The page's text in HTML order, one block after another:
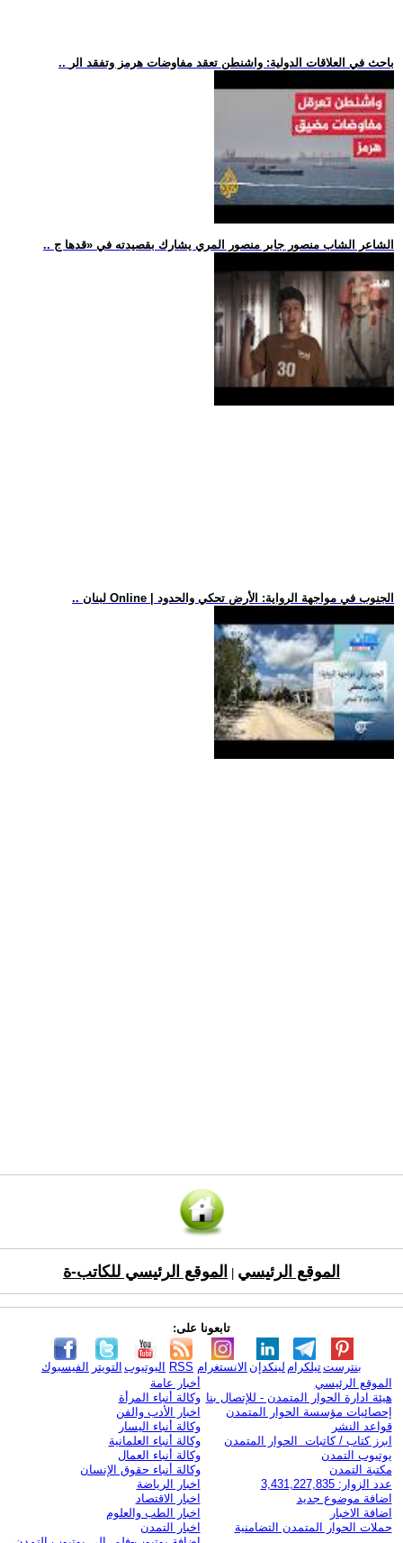
.. باحث في العلاقات الدولية: واشنطن تعقد مفاوضات هرمز وتفقد الر
.. الشاعر الشاب منصور جابر منصور المري يشارك بقصيدته في «قدها ج
.. لبنان Online | الجنوب في مواجهة الرواية: الأرض تحكي والحدود
الموقع الرئيسي الموقع الرئيسي للكاتب-ة
تابعونا على:
الفيسبوك التويتر اليوتيوب RSS الانستغرام لينكدإن تيلكرامبنترست
الموقع الرئيسي
هيئة ادارة الحوار المتمدن - للإتصال بنا
إحصائيات مؤسسة الحوار المتمدن
قواعد النشر
ابرز كتاب / كاتبات الحوار المتمدن
يوتيوب التمدن
مكتبة التمدن
عدد الزوار: 3,431,227,835
اضافة موضوع جديد
اضافة الاخبار
حملات الحوار المتمدن التضامنية
أخبار عامة
وكالة أنباء المرأة
اخبار الأدب والفن
وكالة أنباء اليسار
وكالة أنباء العلمانية
وكالة أنباء العمال
وكالة أنباء حقوق الإنسان
اخبار الرياضة
اخبار الاقتصاد
اخبار الطب والعلوم
اخبار التمدن